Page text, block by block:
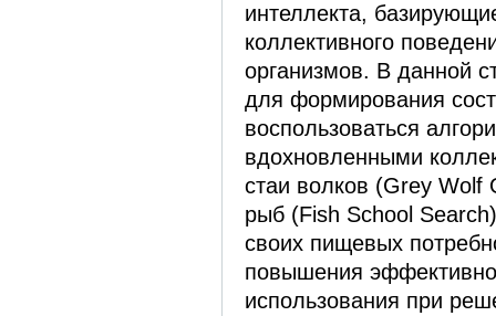
интеллекта,
коллективного
организмов. В данной
для формирования
воспользоваться
вдохновленными
стаи волков (Grey Wolf
рыб (Fish School
своих пищевых
повышения
использования при